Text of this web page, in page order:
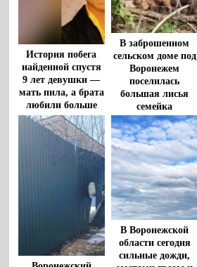
История побега
найденной спустя
9 лет девушки —
мать пила, а брата
любили больше
В заброшенном
сельском доме под
Воронежем
поселилась
большая лисья
семейка
В Воронежской
области сегодня
сильные дожди,